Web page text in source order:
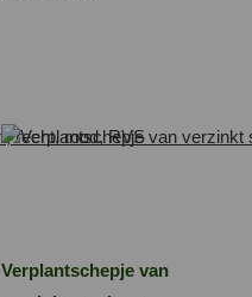
Verplantschepje van